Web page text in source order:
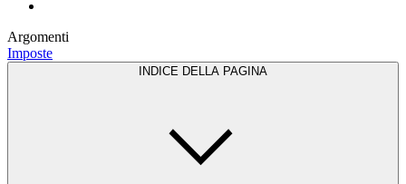
Argomenti
Imposte
INDICE DELLA PAGINA